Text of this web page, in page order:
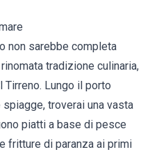
non sarebbe completa
tradizione culinaria,
Lungo il porto
troverai una vasta
piatti a base di pesce
fritture di paranza ai primi